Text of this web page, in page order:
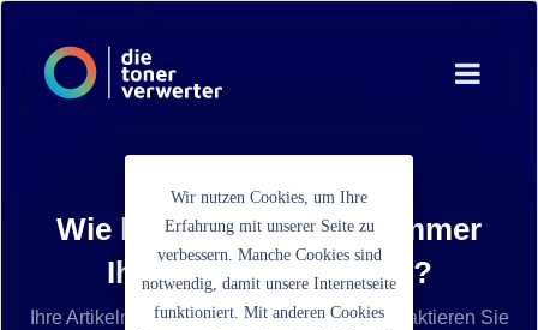
Wie lautet die Artikelnummer
Ihrer Tonerkartusche?
Ihre Artikelnummer ist nicht aufgelistet? Kontaktieren Sie
Wir nutzen Cookies, um Ihre
Erfahrung mit unserer Seite zu
verbessern. Manche Cookies sind
notwendig, damit unsere Internetseite
funktioniert. Mit anderen Cookies